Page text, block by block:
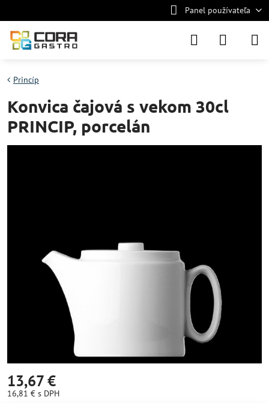
Panel používateľa
Princíp
Konvica čajová s vekom 30cl
PRINCIP, porcelán
13,67 €
16,81 € s DPH